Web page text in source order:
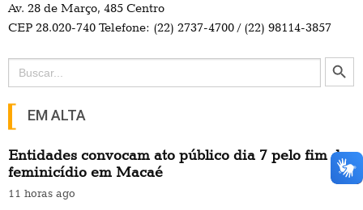
Av. 28 de Março, 485 Centro
CEP 28.020-740 Telefone: (22) 2737-4700 / (22) 98114-3857
Search
for:
Search Button
EM ALTA
Entidades convocam ato público dia 7 pelo fim do
feminicídio em Macaé
11 horas ago